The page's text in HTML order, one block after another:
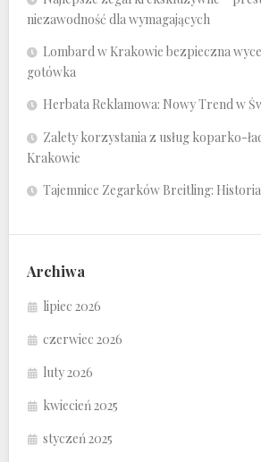
niezawodność dla wymagających
Lombard w Krakowie bezpieczna
gotówka
Herbata Reklamowa: Nowy Trend w
Zalety korzystania z usług koparko-
Krakowie
Tajemnice Zegarków Breitling:
Archiwa
lipiec 2026
czerwiec 2026
luty 2026
kwiecień 2025
styczeń 2025